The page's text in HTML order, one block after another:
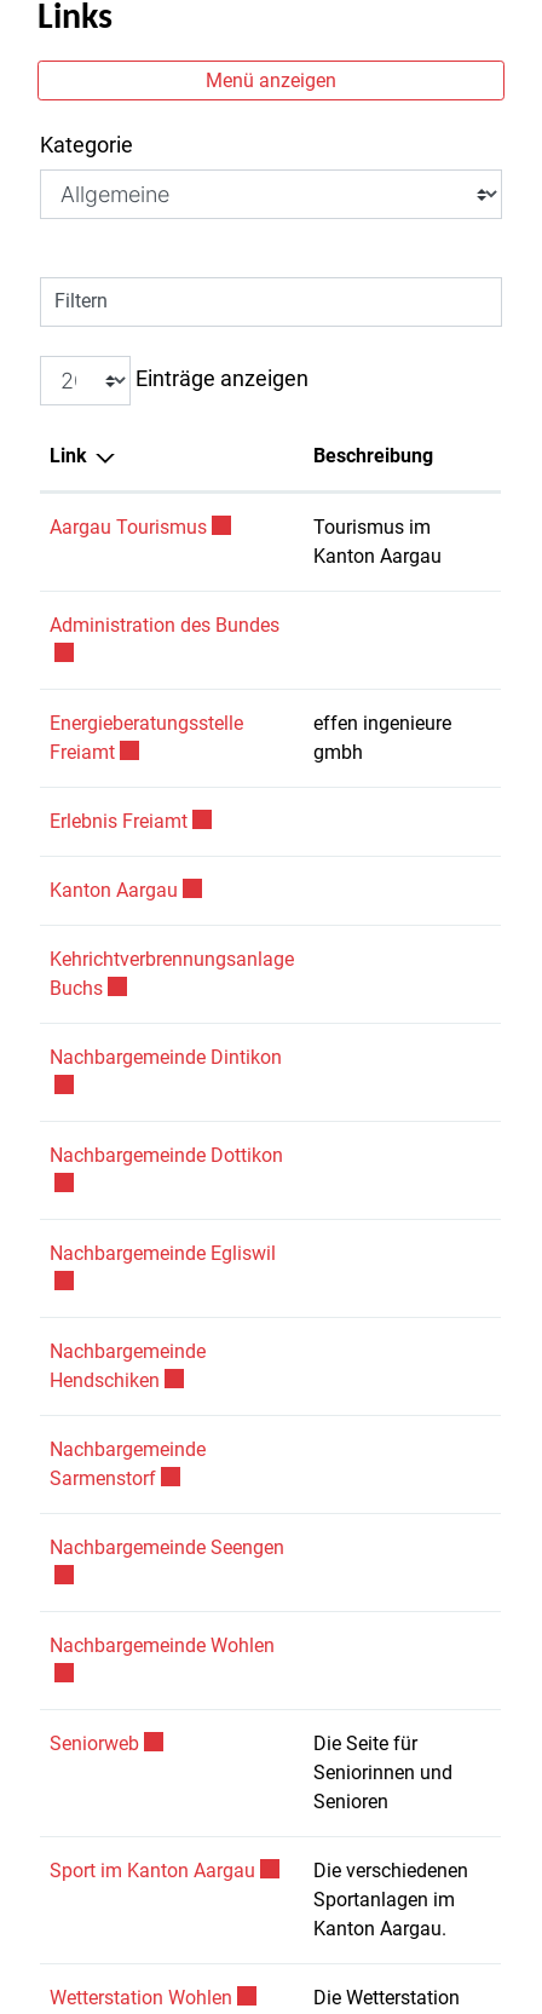
Links
Menü anzeigen
Kategorie
Filtern
Einträge anzeigen
Link Beschreibung
Aargau TourismusExterner Link wird in einem neuen
Tourismus im
Kanton Aargau
Administration des BundesExterner Link wird in einem
Energieberatungsstelle
FreiamtExterner Link wird in einem neuen Fenster
effen ingenieure
gmbh
Erlebnis FreiamtExterner Link wird in einem neuen
Kanton Aargau
Kehrichtverbrennungsanlage
BuchsExterner Link wird in einem neuen Fenster geöffnet.
Nachbargemeinde Dintikon
Nachbargemeinde Dottikon
Nachbargemeinde Egliswil
Nachbargemeinde
Hendschiken
Nachbargemeinde
SarmenstorfExterner Link wird in einem neuen Fenster
Nachbargemeinde Seengen
Nachbargemeinde Wohlen
SeniorwebExterner Link wird in einem neuen Fenster
Die Seite für
Seniorinnen und
Senioren
Sport im Kanton Aargau Externer Link wird in einem
Die verschiedenen
Sportanlagen im
Kanton Aargau.
Wetterstation Wohlen Externer Link wird in einem neuen
Die Wetterstation